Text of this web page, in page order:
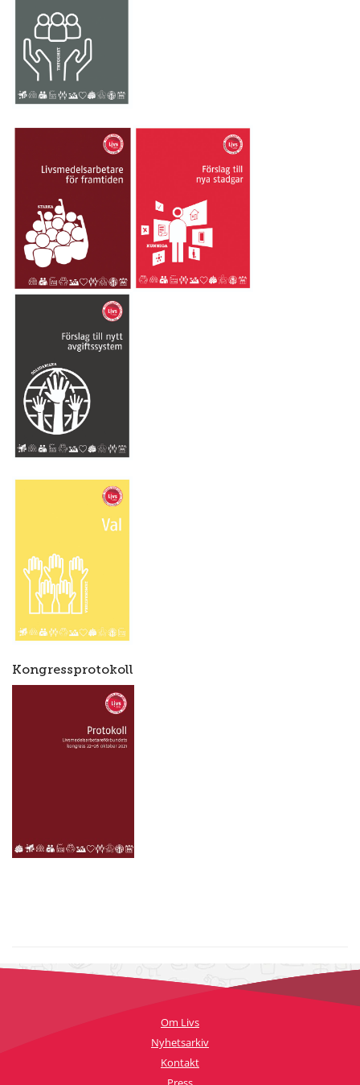
Kongressprotokoll
Om Livs
Nyhetsarkiv
Kontakt